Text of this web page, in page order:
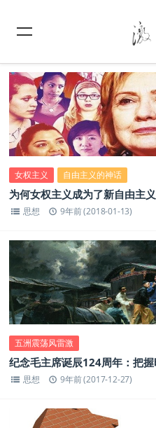
女权主义 自由主义的神话
为何女权主义成为了新自由主
思想 9年前 (2018-01-13)
五洲震荡风雷激
纪念毛主席诞辰124周年：把
思想 9年前 (2017-12-27)